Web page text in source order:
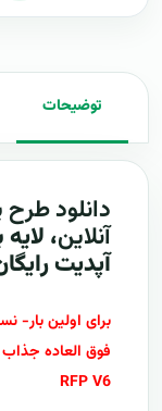
توضیحات
دانلود
آنلاین
آپدیت
فوق العاده
RFP V6